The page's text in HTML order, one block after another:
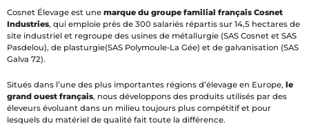
Cosnet Élevage est une marque du groupe familial français Cosnet
Industries, qui emploie près de 300 salariés répartis sur 14,5 hectares de
site industriel et regroupe des usines de métallurgie (SAS Cosnet et SAS
Pasdelou), de plasturgie(SAS Polymoule-La Gée) et de galvanisation (SAS
Galva 72).
Situés dans l’une des plus importantes régions d’élevage en Europe, le
grand ouest français, nous développons des produits utilisés par des
éleveurs évoluant dans un milieu toujours plus compétitif et pour
lesquels du matériel de qualité fait toute la différence.